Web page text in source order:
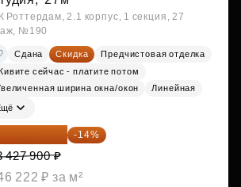
Роттердам, 2.1 корпус, 1 секция, 27
№190
Сдана Скидка
Предчистовая отделка
сейчас - платите потом
ширина окна/окон
Линейная
147 994 ₽ -14%
427 900 ₽
222 ₽ за м²